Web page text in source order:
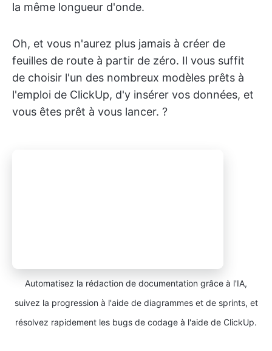
la même longueur d'onde.
Oh, et vous n'aurez plus jamais à créer de
feuilles de route à partir de zéro. Il vous suffit
de choisir l'un des nombreux modèles prêts à
l'emploi de ClickUp, d'y insérer vos données, et
vous êtes prêt à vous lancer. ?
Automatisez la rédaction de documentation grâce à l'IA,
suivez la progression à l'aide de diagrammes et de sprints, et
résolvez rapidement les bugs de codage à l'aide de ClickUp.